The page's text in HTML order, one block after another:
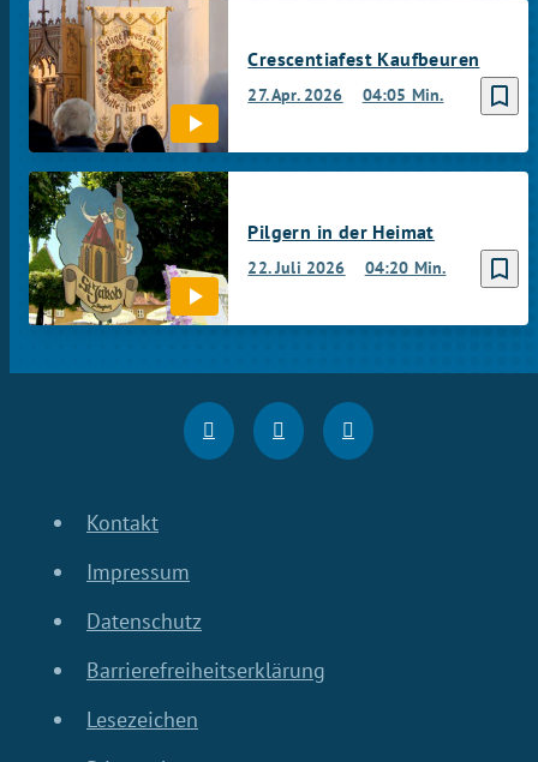
bookmark_border
27. Apr. 2026 04:05 Min.
Crescentiafest Kaufbeuren
bookmark_border
22. Juli 2026 04:20 Min.
Pilgern in der Heimat
Kontakt
Impressum
Datenschutz
Barrierefreiheitserklärung
Lesezeichen